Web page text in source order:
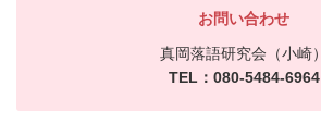
お問い合わせ
真岡落語研究会（小崎）
TEL：080-5484-6964